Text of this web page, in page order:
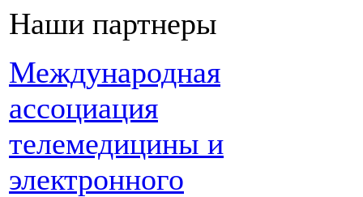
Наши партнеры
Международная
ассоциация
телемедицины и
электронного